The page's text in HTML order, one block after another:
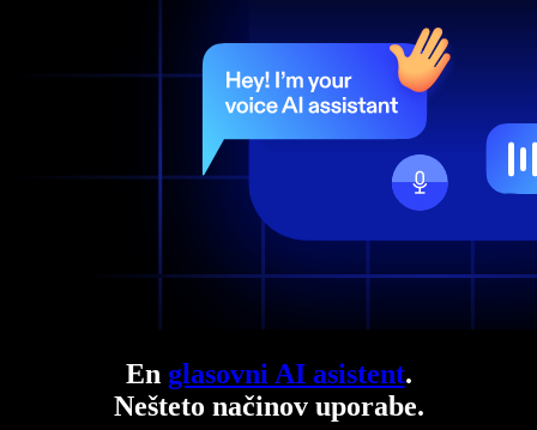
En glasovni AI asistent.
Nešteto načinov uporabe.